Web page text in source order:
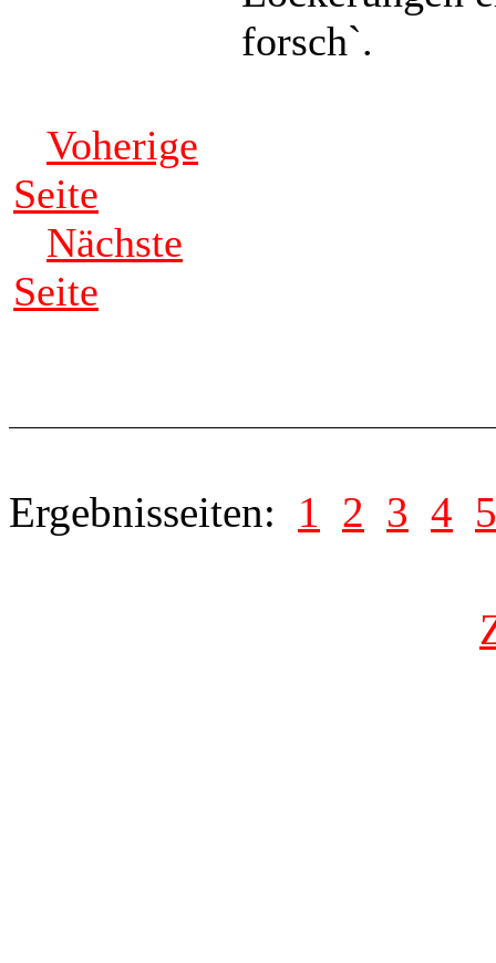
forsch`.
Voherige
Seite
Nächste
Seite
Ergebnisseiten: 1 2 3 4 5